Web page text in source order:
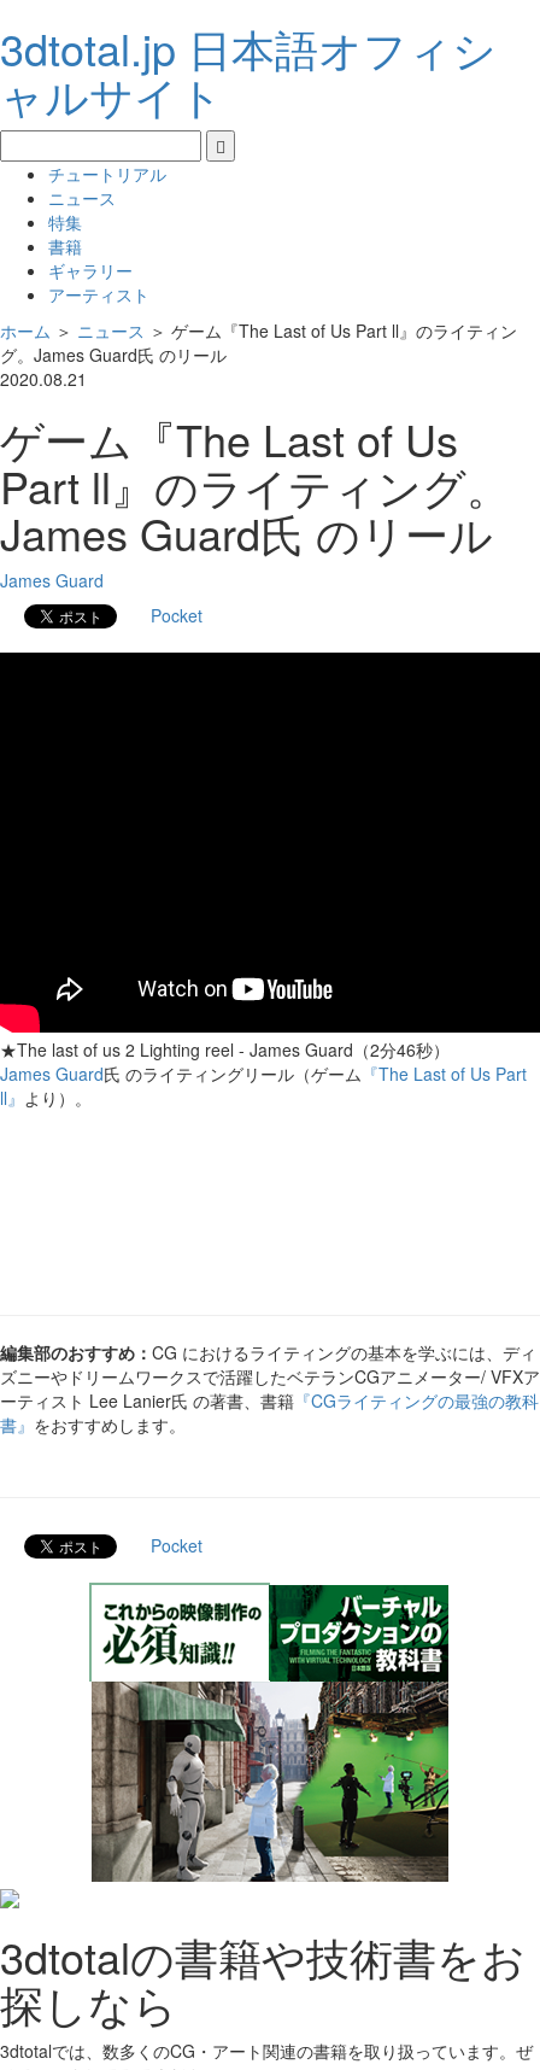
3dtotal.jp 日本語オフィシ
ャルサイト
チュートリアル
ニュース
特集
書籍
ギャラリー
アーティスト
ホーム ＞ ニュース ＞ ゲーム『The Last of Us Part ll』のライティン
グ。James Guard氏 のリール
2020.08.21
ゲーム『The Last of Us
Part ll』のライティング。
James Guard氏 のリール
James Guard
Pocket
★The last of us 2 Lighting reel - James Guard（2分46秒）
James Guard氏 のライティングリール（ゲーム 『The Last of Us Part
ll』 より）。
編集部のおすすめ： CG におけるライティングの基本を学ぶには、ディ
ズニーやドリームワークスで活躍したベテランCGアニメーター/ VFXア
ーティスト Lee Lanier氏 の著書、書籍 『CGライティングの最強の教科
書』 をおすすめします。
Pocket
3dtotalの書籍や技術書をお
探しなら
3dtotalでは、数多くのCG・アート関連の書籍を取り扱っています。ぜ